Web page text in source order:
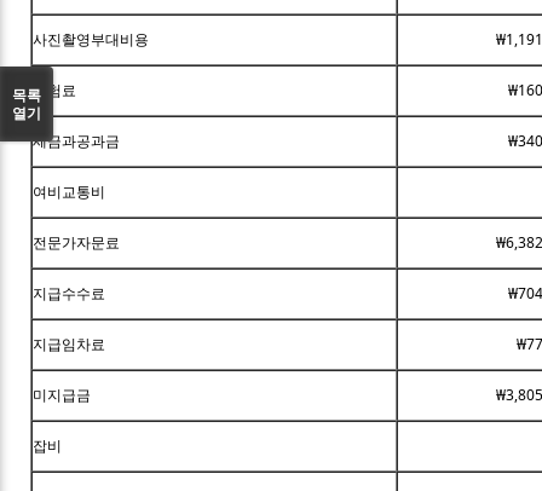
사진촬영부대비용
보험료
세금과공과금
여비교통비
전문가자문료
지급수수료
지급임차료
미지급금
잡비
목록
열기